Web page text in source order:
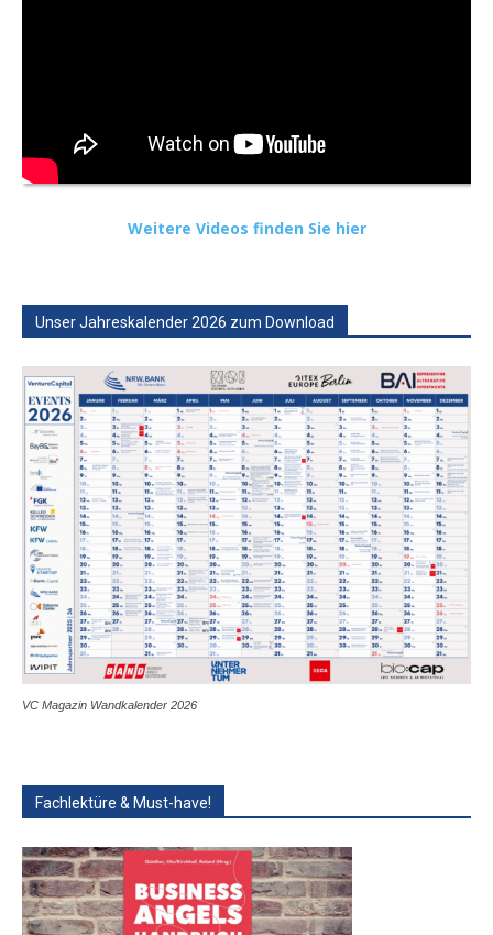
Weitere Videos finden Sie hier
Unser Jahreskalender 2026 zum Download
VC Magazin Wandkalender 2026
Fachlektüre & Must-have!